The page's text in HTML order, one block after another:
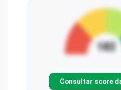
Consultar score